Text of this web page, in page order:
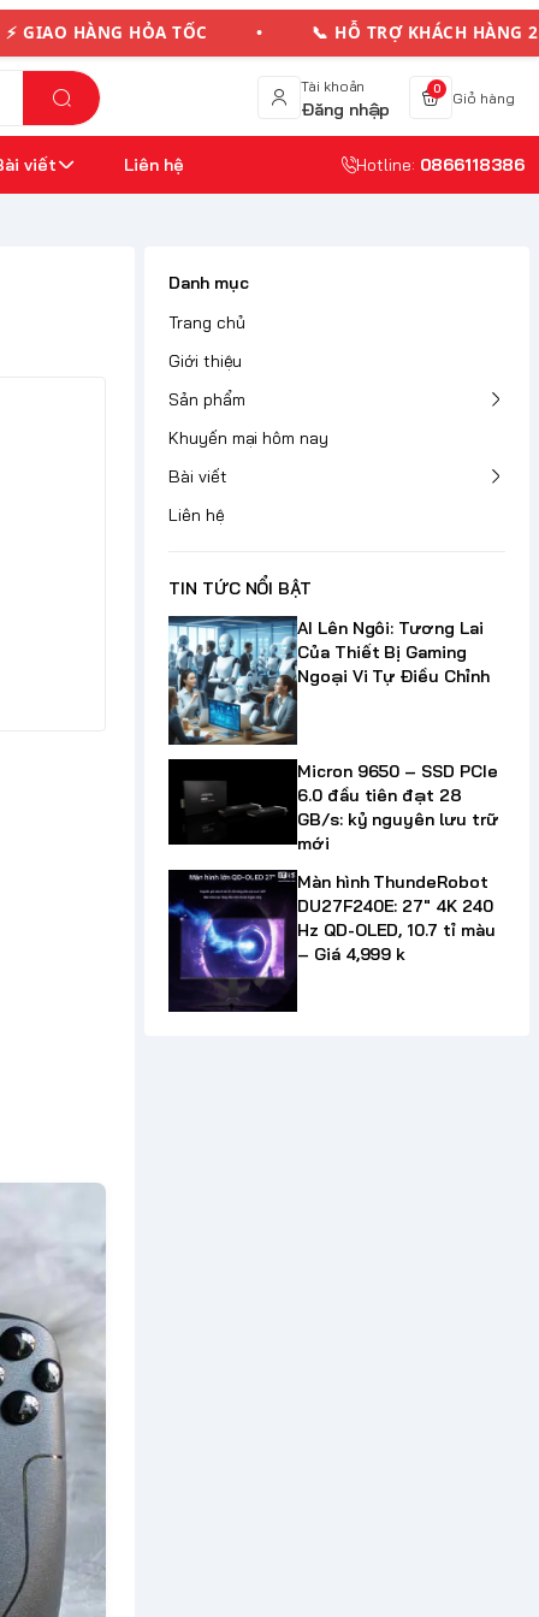
HỎA TỐC • 📞 HỖ TRỢ KHÁCH HÀNG 24/7 •
Tài khoản
Đăng nhập
0
Giỏ hàng
viết Liên hệ Hotline: 0866118386
Danh mục
Trang chủ
Giới thiệu
Sản phẩm
Khuyến mại hôm nay
Bài viết
Liên hệ
TIN TỨC NỔI BẬT
AI Lên Ngôi: Tương Lai
Của Thiết Bị Gaming
Ngoại Vi Tự Điều Chỉnh
Micron 9650 – SSD PCIe
6.0 đầu tiên đạt 28
GB/s: kỷ nguyên lưu trữ
mới
Màn hình ThundeRobot
DU27F240E: 27" 4K 240
Hz QD-OLED, 10.7 tỉ màu
– Giá 4,999 k